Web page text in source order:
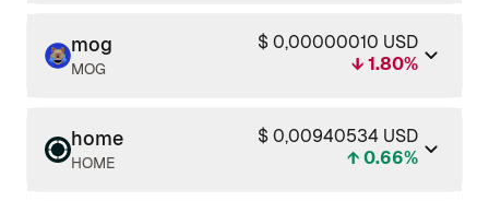
mog
MOG
$ 0,00000010 USD
↓ 1.80%
home
HOME
$ 0,00940534 USD
↑ 0.66%